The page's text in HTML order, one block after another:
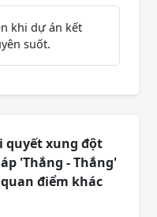
khi dự án kết
suốt.
quyết xung đột
'Thắng - Thắng'
điểm khác